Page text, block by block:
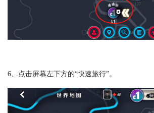
6、点击屏幕左下方的“快速旅行”。